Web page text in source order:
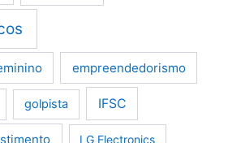
empreendedorismo
golpista IFSC
LG Electronics